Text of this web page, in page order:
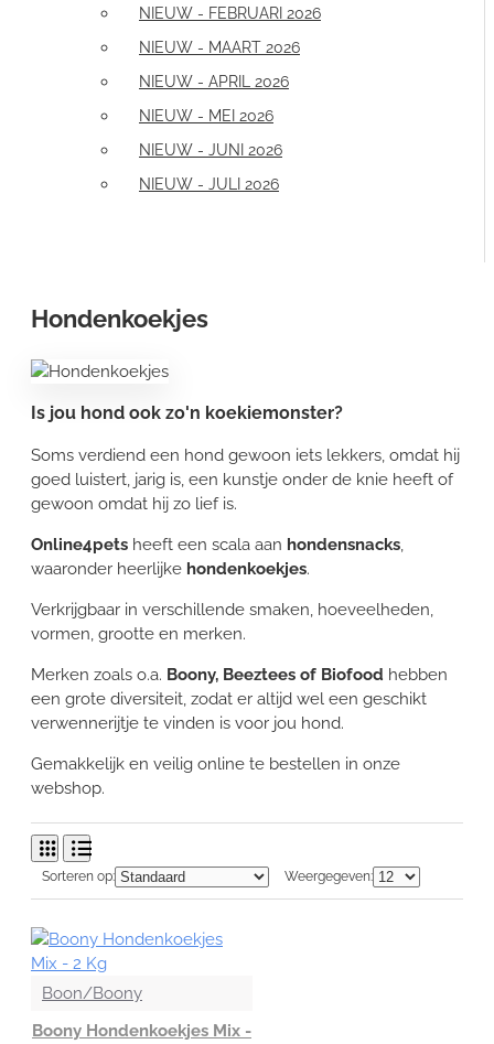
NIEUW - FEBRUARI 2026
NIEUW - MAART 2026
NIEUW - APRIL 2026
NIEUW - MEI 2026
NIEUW - JUNI 2026
NIEUW - JULI 2026
Hondenkoekjes
Is jou hond ook zo'n koekiemonster?
Soms verdiend een hond gewoon iets lekkers, omdat hij
goed luistert, jarig is, een kunstje onder de knie heeft of
gewoon omdat hij zo lief is.
Online4pets heeft een scala aan hondensnacks,
waaronder heerlijke hondenkoekjes.
Verkrijgbaar in verschillende smaken, hoeveelheden,
vormen, grootte en merken.
Merken zoals o.a. Boony, Beeztees of Biofood hebben
een grote diversiteit, zodat er altijd wel een geschikt
verwennerijtje te vinden is voor jou hond.
Gemakkelijk en veilig online te bestellen in onze
webshop.
Sorteren op: Weergegeven:
Boon/Boony
Boony Hondenkoekjes Mix -